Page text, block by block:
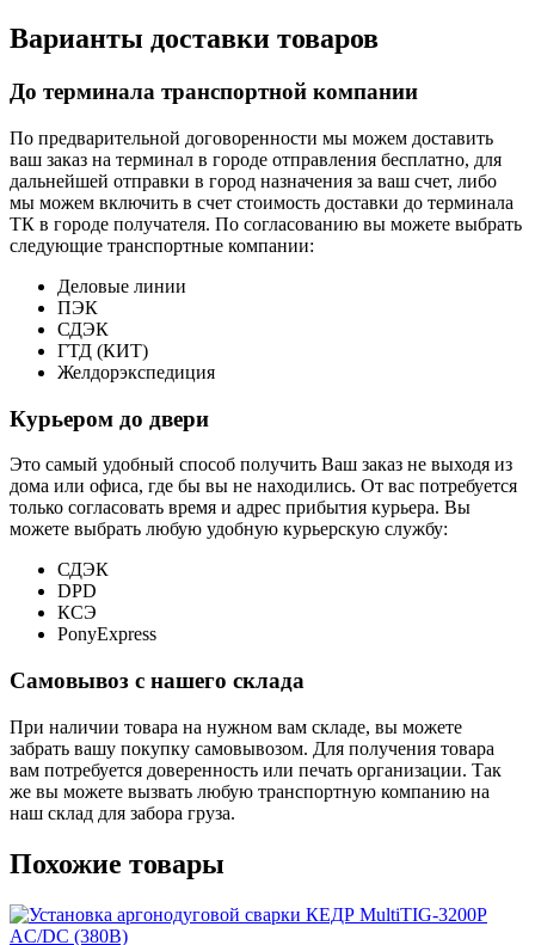
Варианты доставки товаров
До терминала транспортной компании
По предварительной договоренности мы можем доставить
ваш заказ на терминал в городе отправления бесплатно, для
дальнейшей отправки в город назначения за ваш счет, либо
мы можем включить в счет стоимость доставки до терминала
ТК в городе получателя. По согласованию вы можете выбрать
следующие транспортные компании:
Деловые линии
ПЭК
СДЭК
ГТД (КИТ)
Желдорэкспедиция
Курьером до двери
Это самый удобный способ получить Ваш заказ не выходя из
дома или офиса, где бы вы не находились. От вас потребуется
только согласовать время и адрес прибытия курьера. Вы
можете выбрать любую удобную курьерскую службу:
СДЭК
DPD
КСЭ
PonyExpress
Самовывоз с нашего склада
При наличии товара на нужном вам складе, вы можете
забрать вашу покупку самовывозом. Для получения товара
вам потребуется доверенность или печать организации. Так
же вы можете вызвать любую транспортную компанию на
наш склад для забора груза.
Похожие товары